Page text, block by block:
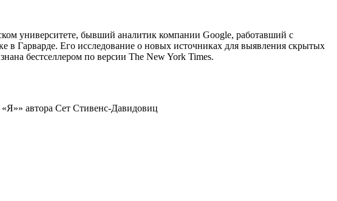
университете, бывший аналитик компании Google, работавший с
Гарварде. Его исследование о новых источниках для выявления скрытых
бестселлером по версии The New York Times.
автора Cет Стивенс-Давидовиц